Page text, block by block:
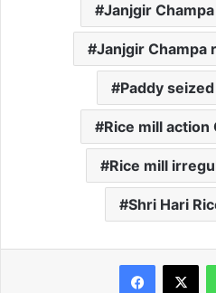
Janjgir
Janjgir Champa
Paddy
Rice mill action
Rice mill
Shri Hari